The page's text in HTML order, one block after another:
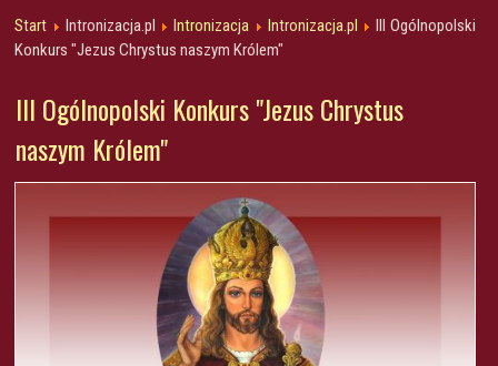
Start Intronizacja.pl Intronizacja Intronizacja.pl
III Ogólnopolski
Konkurs "Jezus Chrystus naszym Królem"
III Ogólnopolski Konkurs "Jezus Chrystus
naszym Królem"